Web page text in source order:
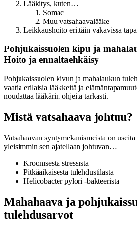
Lääkitys, kuten…
Somac
Muu vatsahaavalääke
Leikkaushoito erittäin vakavissa
Pohjukaissuolen kipu ja
Hoito ja ennaltaehkäisy
Pohjukaissuolen kivun ja mahalaukun
vaatia erilaisia lääkkeitä ja
noudattaa lääkärin ohjeita tarkasti.
Mistä vatsahaava johtuu?
Vatsahaavan syntymekanismeista on
yleisimmin sen ajatellaan johtuvan…
Kroonisesta stressistä
Pitkäaikaisesta tulehdustilasta
Helicobacter pylori -bakteerista
Mahahaava ja
tulehdusarvot